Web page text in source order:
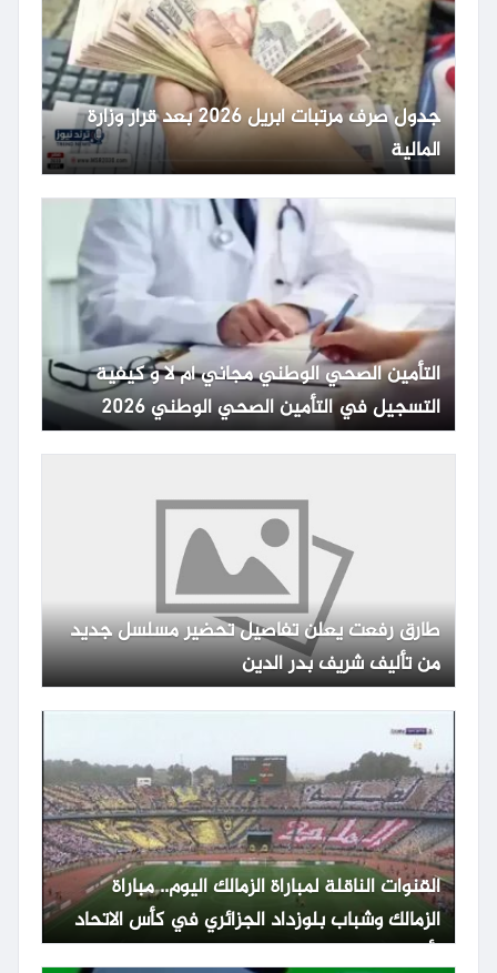
جدول صرف مرتبات أبريل 2026 بعد قرار وزارة
المالية
التأمين الصحي الوطني مجاني أم لا و كيفية
التسجيل في التأمين الصحي الوطني 2026
طارق رفعت يعلن تفاصيل تحضير مسلسل جديد
من تأليف شريف بدر الدين
القنوات الناقلة لمباراة الزمالك اليوم.. مباراة
الزمالك وشباب بلوزداد الجزائري في كأس الاتحاد
الأفريقي